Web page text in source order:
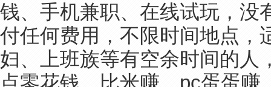
钱、手机兼职、在线试玩，没
付任何费用，不限时间地点，
妇、上班族等有空余时间的人
点零花钱，比米赚、pc蛋蛋赚